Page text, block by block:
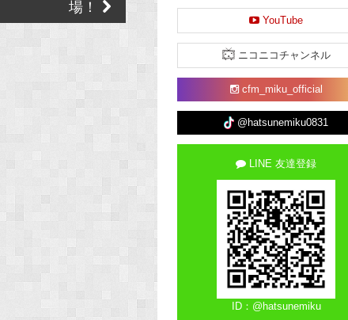
場！
YouTube
ニコニコチャンネル
cfm_miku_official
@hatsunemiku0831
LINE 友達登録
ID：@hatsunemiku